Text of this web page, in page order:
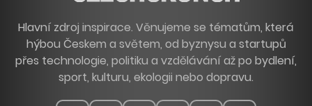
Hlavní zdroj inspirace. Věnujeme se tématům, která
hýbou Českem a světem, od byznysu a startupů
přes technologie, politiku a vzdělávání až po bydlení,
sport, kulturu, ekologii nebo dopravu.